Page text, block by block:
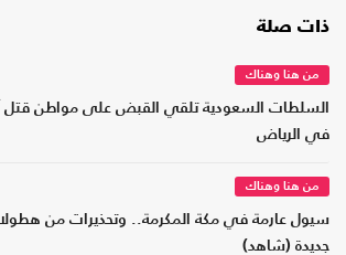
ذات صلة
من هنا وهناك
السلطات السعودية تلقي القبض على مواطن قتل
في الرياض
من هنا وهناك
سيول عارمة في مكة المكرمة.. وتحذيرات من
جديدة (شاهد)